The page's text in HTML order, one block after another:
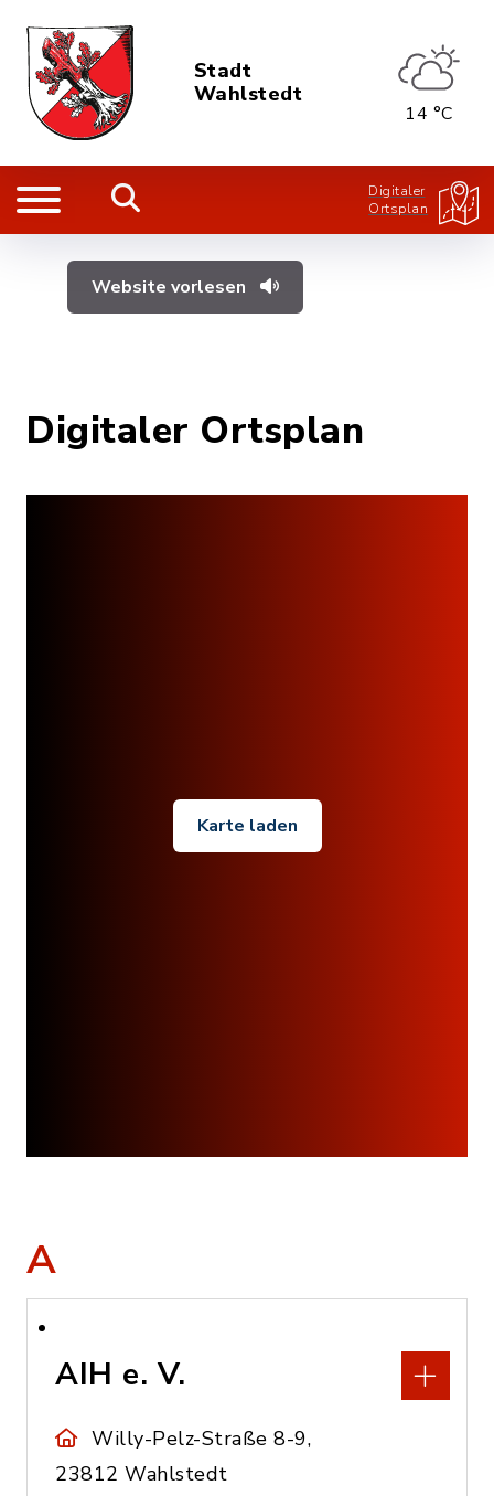
Stadt
Wahlstedt
14 °C
Digitaler
Ortsplan
Website vorlesen
Digitaler Ortsplan
Karte laden
A
AIH e. V.
Willy-Pelz-Straße 8-9,
23812 Wahlstedt